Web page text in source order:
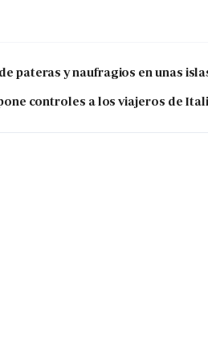
pateras y naufragios en unas
controles a los viajeros de